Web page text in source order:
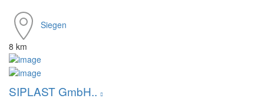
Siegen
8 km
SIPLAST GmbH..